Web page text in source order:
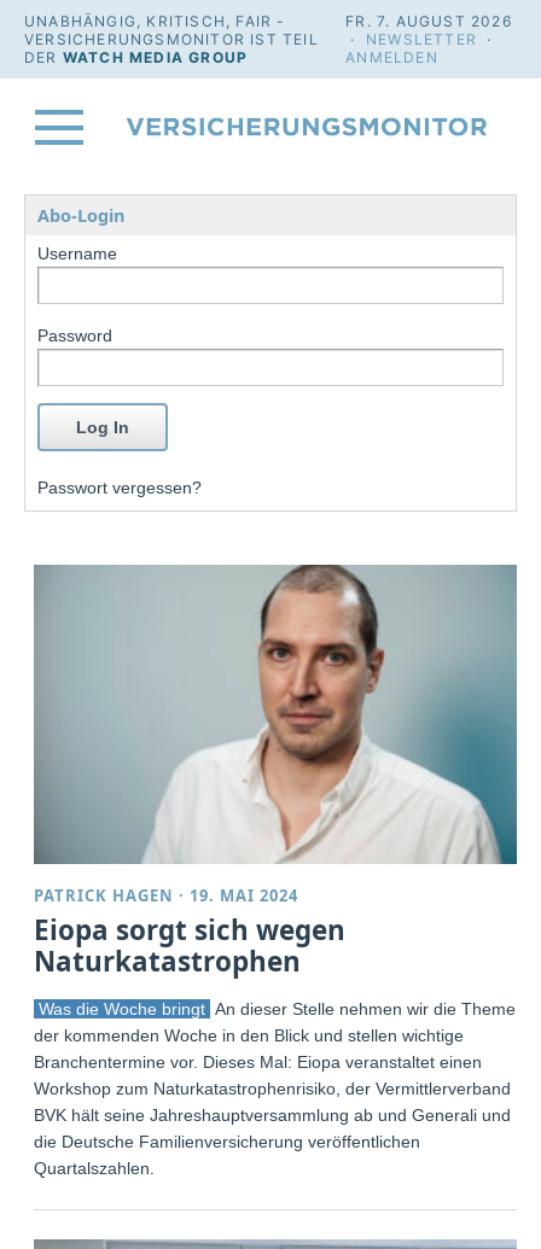
UNABHÄNGIG, KRITISCH, FAIR -
VERSICHERUNGSMONITOR IST TEIL
DER WATCH MEDIA GROUP
FR. 7. AUGUST 2026
· NEWSLETTER
·
ANMELDEN
Abo-Login
Username
Password
Passwort vergessen?
PATRICK HAGEN · 19. MAI 2024
Eiopa sorgt sich wegen
Naturkatastrophen
Was die Woche bringt An dieser Stelle nehmen wir die Themen
der kommenden Woche in den Blick und stellen wichtige
Branchentermine vor. Dieses Mal: Eiopa veranstaltet einen
Workshop zum Naturkatastrophenrisiko, der Vermittlerverband
BVK hält seine Jahreshauptversammlung ab und Generali und
die Deutsche Familienversicherung veröffentlichen
Quartalszahlen.